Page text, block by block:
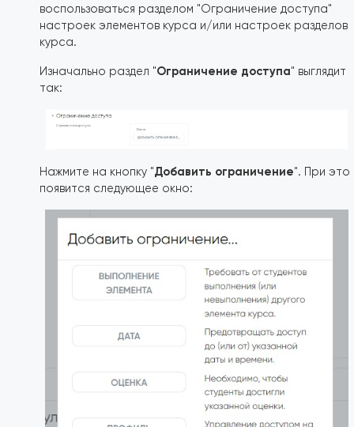
воспользоваться разделом "Ограничение доступа"
настроек элементов курса и/или настроек разделов
курса.
Изначально раздел "Ограничение доступа" выглядит
так:
Нажмите на кнопку "Добавить ограничение". При это
появится следующее окно: